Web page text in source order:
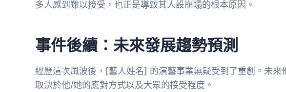
多人感到難以接受，也正是導致其人設崩塌的根本原因。
事件後續：未來發展趨勢預測
經歷這次風波後，[藝人姓名] 的演藝事業無疑受到了重創。未來
取決於他/她的應對方式以及大眾的接受程度。